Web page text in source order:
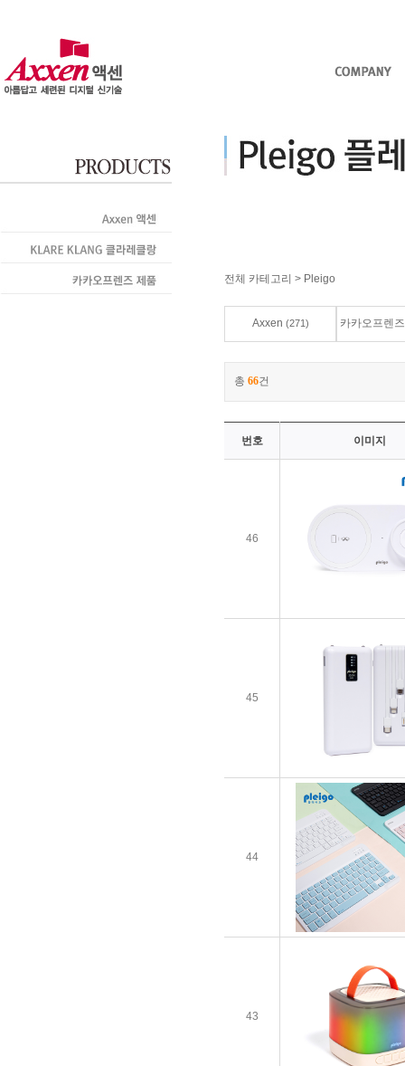
전체 카테고리 > Pleigo
Axxen (271) 카카오프렌
총 66건
번호 이미지
46
45
44
43